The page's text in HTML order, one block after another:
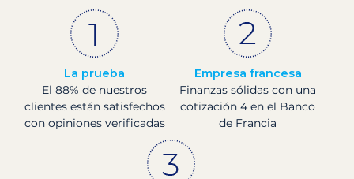
La prueba
El 88% de nuestros
clientes están satisfechos
con opiniones verificadas
Empresa francesa
Finanzas sólidas con una
cotización 4 en el Banco
de Francia